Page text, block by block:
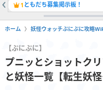
1 ともだち募集掲示板！
ホーム 妖怪ウォッチぷにぷに攻略
【ぷにぷに】
プニッとショットク
と妖怪一覧【転生妖怪